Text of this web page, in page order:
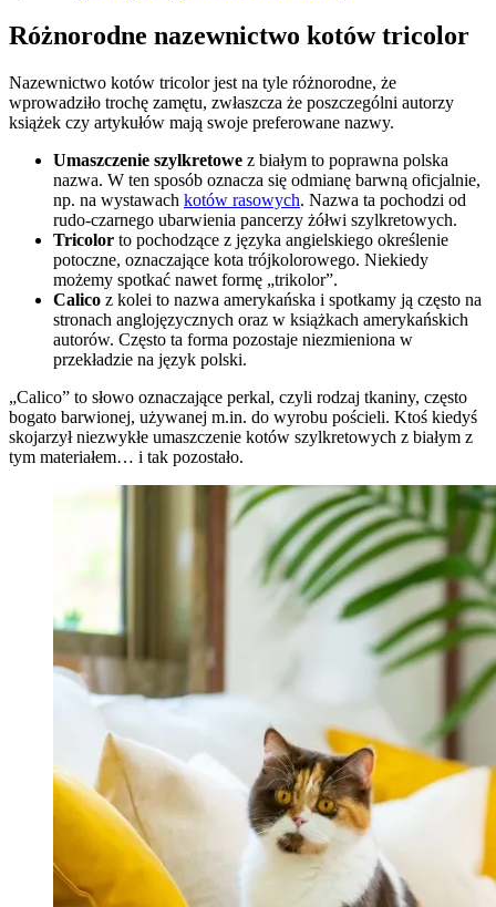
Różnorodne nazewnictwo kotów tricolor
Nazewnictwo kotów tricolor jest na tyle różnorodne, że
wprowadziło trochę zamętu, zwłaszcza że poszczególni autorzy
książek czy artykułów mają swoje preferowane nazwy.
Umaszczenie szylkretowe z białym to poprawna polska
nazwa. W ten sposób oznacza się odmianę barwną oficjalnie,
np. na wystawach kotów rasowych. Nazwa ta pochodzi od
rudo-czarnego ubarwienia pancerzy żółwi szylkretowych.
Tricolor to pochodzące z języka angielskiego określenie
potoczne, oznaczające kota trójkolorowego. Niekiedy
możemy spotkać nawet formę „trikolor”.
Calico z kolei to nazwa amerykańska i spotkamy ją często na
stronach anglojęzycznych oraz w książkach amerykańskich
autorów. Często ta forma pozostaje niezmieniona w
przekładzie na język polski.
„Calico” to słowo oznaczające perkal, czyli rodzaj tkaniny, często
bogato barwionej, używanej m.in. do wyrobu pościeli. Ktoś kiedyś
skojarzył niezwykłe umaszczenie kotów szylkretowych z białym z
tym materiałem… i tak pozostało.